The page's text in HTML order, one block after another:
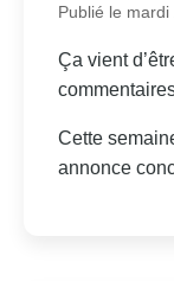
Publié le
Ça vient
Cette
annonce